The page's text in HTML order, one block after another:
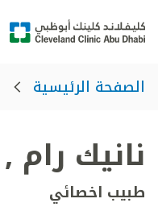
الصفحة الرئيسية
نانيك رام ,
طبيب اخصائي